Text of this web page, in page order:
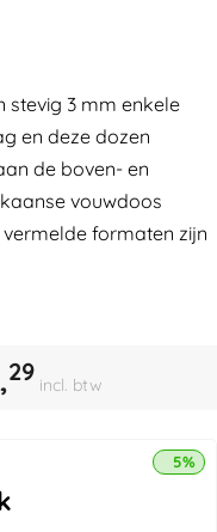
stevig 3 mm enkele
en deze dozen
de boven- en
vouwdoos
formaten zijn
29 incl. btw
5%